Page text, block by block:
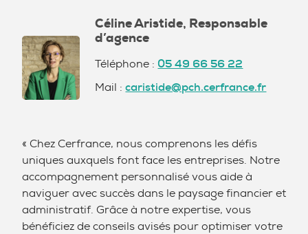
Céline Aristide, Responsable
d’agence
Téléphone : 05 49 66 56 22
Mail :caristide@pch.cerfrance.fr
« Chez Cerfrance, nous comprenons les défis
uniques auxquels font face les entreprises. Notre
accompagnement personnalisé vous aide à
naviguer avec succès dans le paysage financier et
administratif. Grâce à notre expertise, vous
bénéficiez de conseils avisés pour optimiser votre